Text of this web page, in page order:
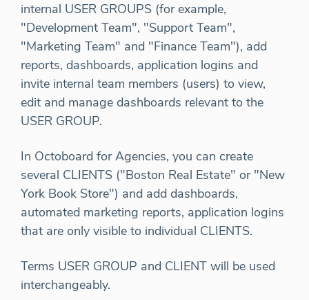
internal USER GROUPS (for example,
"Development Team", "Support Team",
"Marketing Team" and "Finance Team"), add
reports, dashboards, application logins and
invite internal team members (users) to view,
edit and manage dashboards relevant to the
USER GROUP.
In Octoboard for Agencies, you can create
several CLIENTS ("Boston Real Estate" or "New
York Book Store") and add dashboards,
automated marketing reports, application logins
that are only visible to individual CLIENTS.
Terms USER GROUP and CLIENT will be used
interchangeably.